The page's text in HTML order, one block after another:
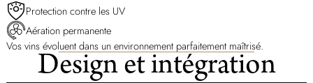
Protection contre les UV
Aération permanente
Vos vins évoluent dans un environnement parfaitement maîtrisé.
Design et intégration